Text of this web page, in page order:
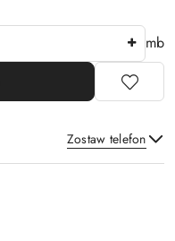
mb
Zostaw telefon